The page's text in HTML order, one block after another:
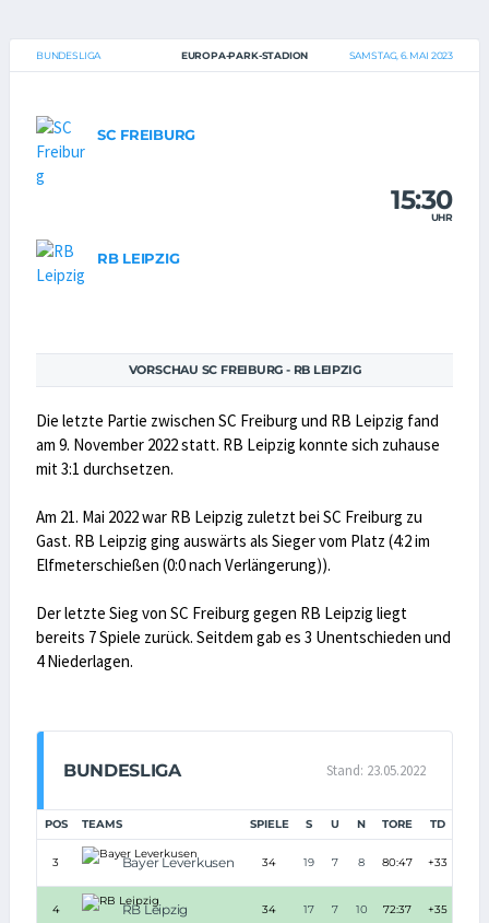
BUNDESLIGA EUROPA-PARK-STADION SAMSTAG, 6. MAI 2023
SC FREIBURG
15:30
UHR
RB LEIPZIG
VORSCHAU SC FREIBURG - RB LEIPZIG
Die letzte Partie zwischen SC Freiburg und RB Leipzig fand
am 9. November 2022 statt. RB Leipzig konnte sich zuhause
mit 3:1 durchsetzen.
Am 21. Mai 2022 war RB Leipzig zuletzt bei SC Freiburg zu
Gast. RB Leipzig ging auswärts als Sieger vom Platz (4:2 im
Elfmeterschießen (0:0 nach Verlängerung)).
Der letzte Sieg von SC Freiburg gegen RB Leipzig liegt
bereits 7 Spiele zurück. Seitdem gab es 3 Unentschieden und
4 Niederlagen.
BUNDESLIGA Stand: 23.05.2022
POS TEAMS SPIELE S U N TORE TD
3 Bayer Leverkusen 34 19 7 8 80:47 +33
4 RB Leipzig 34 17 7 10 72:37 +35